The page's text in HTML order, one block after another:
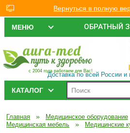
ОБРАТНЫЙ
МЕНЮ
с 2004 года работаем для Вас!
Доставка по всей России
КАТАЛОГ
Главная » Медицинское оборудование
Медицинская мебель » Медицинские
Вернуться в полную